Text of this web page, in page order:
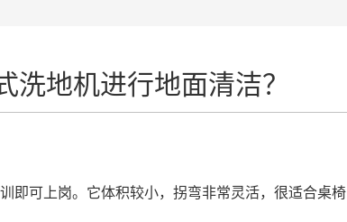
地机进行地面清洁？
即可上岗。它体积较小，拐弯非常灵活，很适合桌椅